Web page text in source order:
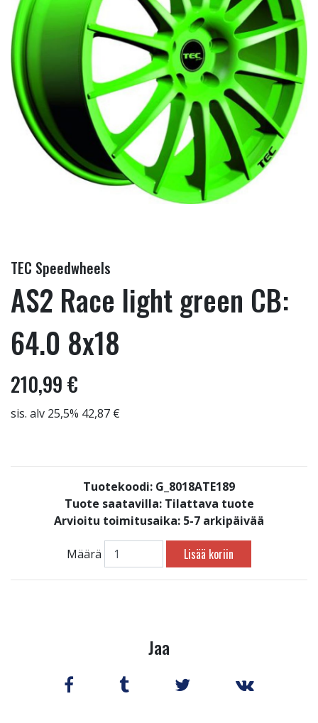
TEC Speedwheels
AS2 Race light green CB:
64.0 8x18
210,99 €
sis. alv 25,5% 42,87 €
Tuotekoodi: G_8018ATE189
Tuote saatavilla: Tilattava tuote
Arvioitu toimitusaika: 5-7 arkipäivää
Määrä Lisää koriin
Jaa